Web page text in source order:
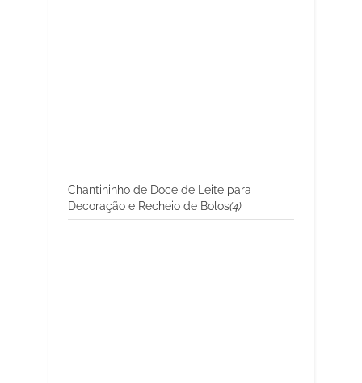
Chantininho de Doce de Leite para
Decoração e Recheio de Bolos(4)